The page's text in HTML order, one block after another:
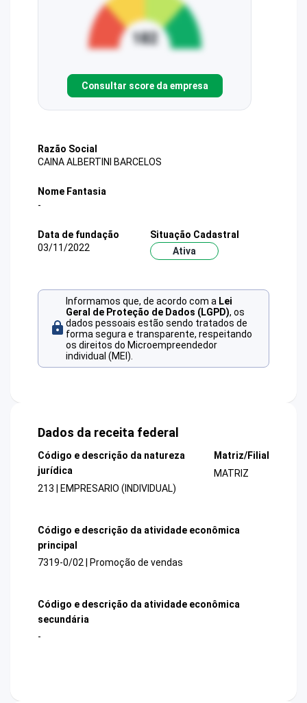
Consultar score da empresa
Razão Social
CAINA ALBERTINI BARCELOS
Nome Fantasia
-
Data de fundação
03/11/2022
Situação Cadastral
Ativa
Informamos que, de acordo com a Lei
Geral de Proteção de Dados (LGPD), os
dados pessoais estão sendo tratados de
forma segura e transparente, respeitando
os direitos do Microempreendedor
individual (MEI).
Dados da receita federal
Código e descrição da natureza
jurídica
213 | EMPRESARIO (INDIVIDUAL)
Matriz/Filial
MATRIZ
Código e descrição da atividade econômica
principal
7319-0/02 | Promoção de vendas
Código e descrição da atividade econômica
secundária
-